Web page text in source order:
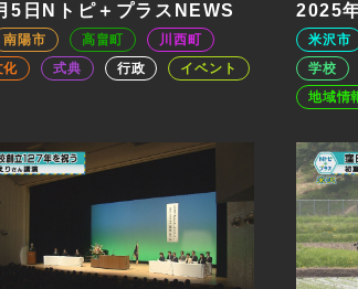
5日Nトピ＋プラスNEWS
南陽市 高畠町
川西町
化 式典 行政
イベント
2025
米沢市
学校
地域情